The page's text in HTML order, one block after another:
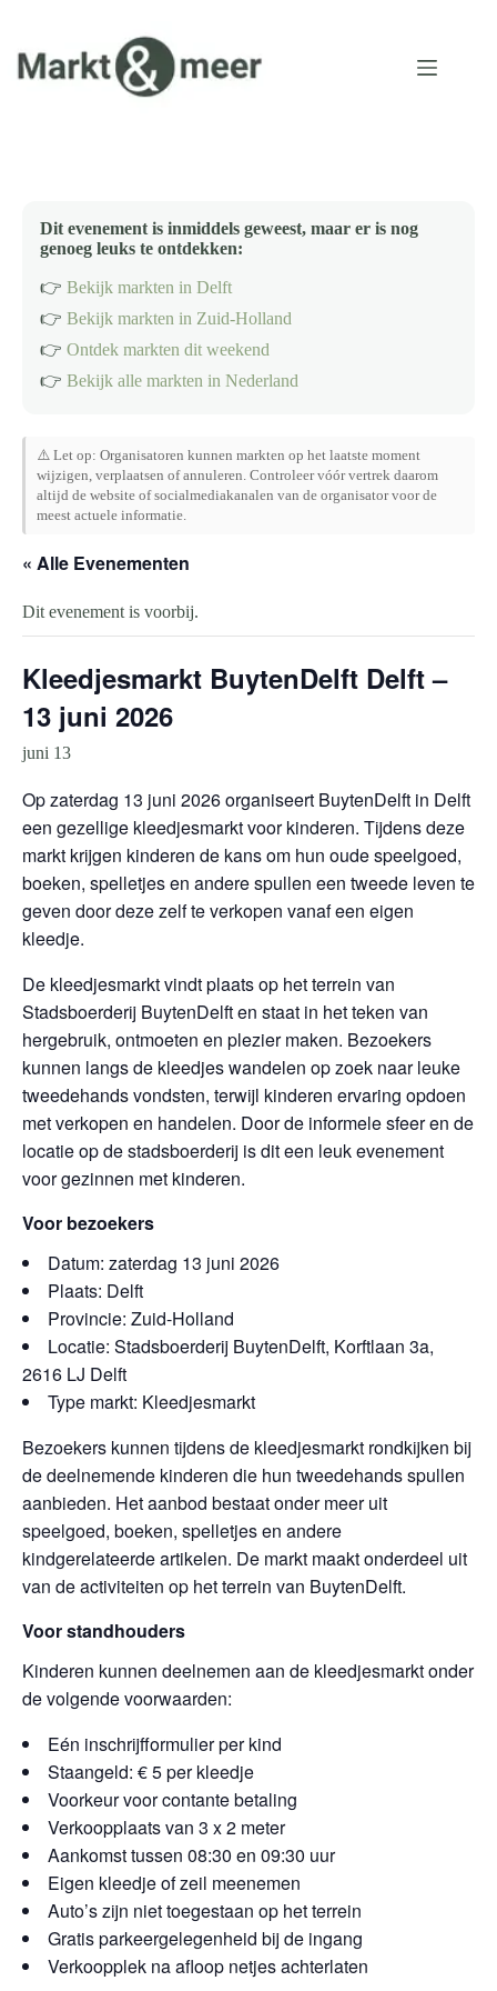
inhoud
Dit evenement is inmiddels geweest, maar er is nog
genoeg leuks te ontdekken:
👉 Bekijk markten in Delft
👉 Bekijk markten in Zuid-Holland
👉 Ontdek markten dit weekend
👉 Bekijk alle markten in Nederland
⚠️ Let op: Organisatoren kunnen markten op het laatste moment
wijzigen, verplaatsen of annuleren. Controleer vóór vertrek daarom
altijd de website of socialmediakanalen van de organisator voor de
meest actuele informatie.
« Alle Evenementen
Dit evenement is voorbij.
Kleedjesmarkt BuytenDelft Delft –
13 juni 2026
juni 13
Op zaterdag 13 juni 2026 organiseert BuytenDelft in Delft
een gezellige kleedjesmarkt voor kinderen. Tijdens deze
markt krijgen kinderen de kans om hun oude speelgoed,
boeken, spelletjes en andere spullen een tweede leven te
geven door deze zelf te verkopen vanaf een eigen
kleedje.
De kleedjesmarkt vindt plaats op het terrein van
Stadsboerderij BuytenDelft en staat in het teken van
hergebruik, ontmoeten en plezier maken. Bezoekers
kunnen langs de kleedjes wandelen op zoek naar leuke
tweedehands vondsten, terwijl kinderen ervaring opdoen
met verkopen en handelen. Door de informele sfeer en de
locatie op de stadsboerderij is dit een leuk evenement
voor gezinnen met kinderen.
Voor bezoekers
Datum: zaterdag 13 juni 2026
Plaats: Delft
Provincie: Zuid-Holland
Locatie: Stadsboerderij BuytenDelft, Korftlaan 3a,
2616 LJ Delft
Type markt: Kleedjesmarkt
Bezoekers kunnen tijdens de kleedjesmarkt rondkijken bij
de deelnemende kinderen die hun tweedehands spullen
aanbieden. Het aanbod bestaat onder meer uit
speelgoed, boeken, spelletjes en andere
kindgerelateerde artikelen. De markt maakt onderdeel uit
van de activiteiten op het terrein van BuytenDelft.
Voor standhouders
Kinderen kunnen deelnemen aan de kleedjesmarkt onder
de volgende voorwaarden:
Eén inschrijfformulier per kind
Staangeld: € 5 per kleedje
Voorkeur voor contante betaling
Verkoopplaats van 3 x 2 meter
Aankomst tussen 08:30 en 09:30 uur
Eigen kleedje of zeil meenemen
Auto’s zijn niet toegestaan op het terrein
Gratis parkeergelegenheid bij de ingang
Verkoopplek na afloop netjes achterlaten